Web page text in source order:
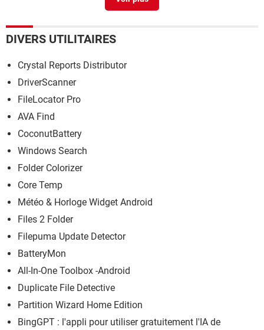
Forum Consommation & Internet
Colis shein
DIVERS UTILITAIRES
Crystal Reports Distributor
DriverScanner
FileLocator Pro
AVA Find
CoconutBattery
Windows Search
Folder Colorizer
Core Temp
Météo & Horloge Widget Android
Files 2 Folder
Filepuma Update Detector
BatteryMon
All-In-One Toolbox -Android
Duplicate File Detective
Partition Wizard Home Edition
BingGPT : l'appli pour utiliser gratuitement l'IA de